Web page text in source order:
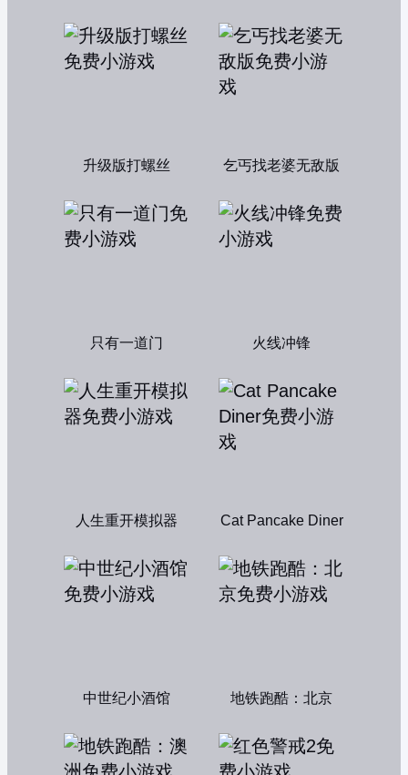
升级版打螺丝 乞丐找老婆无敌版
只有一道门 火线冲锋
人生重开模拟器 Cat Pancake Diner
中世纪小酒馆 地铁跑酷：北京